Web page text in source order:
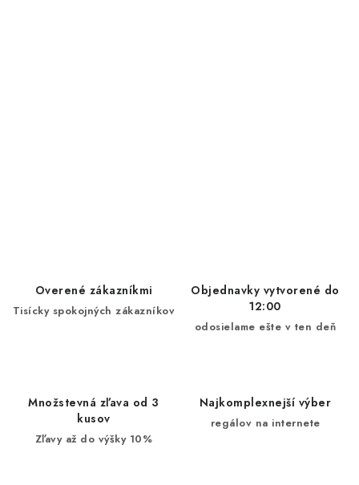
Overené zákazníkmi
Tisícky spokojných zákazníkov
Objednavky vytvorené do
12:00
odosielame ešte v ten deň
Množstevná zľava od 3
kusov
Zľavy až do výšky 10%
Najkomplexnejší výber
regálov na internete